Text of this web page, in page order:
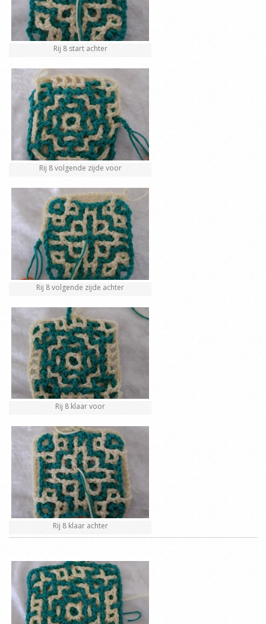
Rij 8 start achter
Rij 8 volgende zijde voor
Rij 8 volgende zijde achter
Rij 8 klaar voor
Rij 8 klaar achter